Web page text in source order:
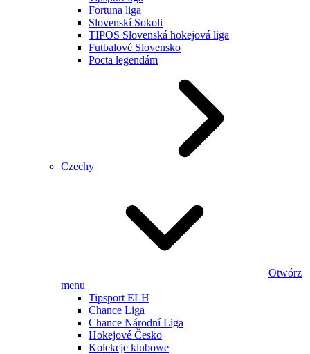
Fortuna liga
Slovenskí Sokoli
TIPOS Slovenská hokejová liga
Futbalové Slovensko
Pocta legendám
Czechy
Otwórz
menu
Tipsport ELH
Chance Liga
Chance Národní Liga
Hokejové Česko
Kolekcje klubowe